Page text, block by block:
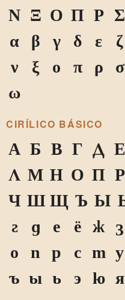
Ν Ξ Ο Π Ρ Σ
α
β γ δ ε ζ
ν
ξ ο π ρ σ
ω
CIRÍLICO BÁSICO
А Б В Г Д Е
Л М Н О П Р
Ч Ш Щ Ъ Ы
г
д е ё ж з
о
п р с т у
ъ ы ь э ю я